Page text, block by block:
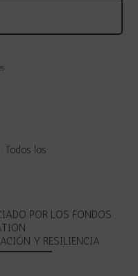
Todos los
POR LOS FONDOS
Y RESILIENCIA